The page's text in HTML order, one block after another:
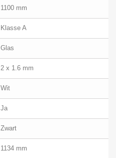
1100 mm
Klasse A
Glas
2 x 1.6 mm
Wit
Ja
Zwart
1134 mm